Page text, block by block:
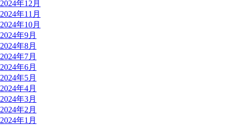
2024年12月
2024年11月
2024年10月
2024年9月
2024年8月
2024年7月
2024年6月
2024年5月
2024年4月
2024年3月
2024年2月
2024年1月